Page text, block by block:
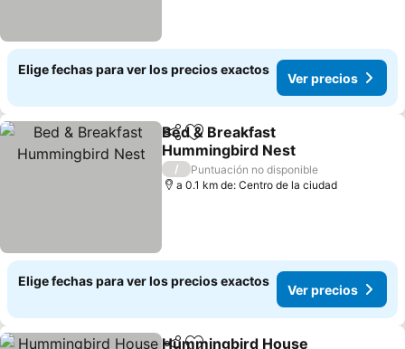
Elige fechas para ver los precios exactos
Ver precios
CompartirAgregar a favoritos
Bed & Breakfast
Hummingbird Nest
/
Puntuación no disponible
a 0.1 km de: Centro de la ciudad
Elige fechas para ver los precios exactos
Ver precios
Hummingbird House